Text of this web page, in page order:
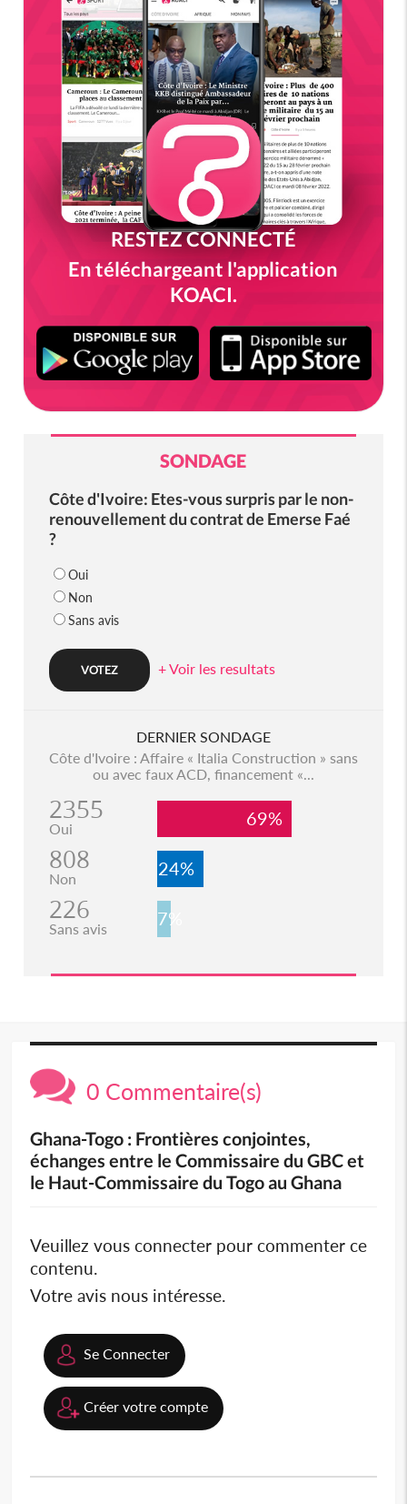
RESTEZ CONNECTÉ
En téléchargeant l'application
KOACI.
SONDAGE
Côte d'Ivoire: Etes-vous surpris par le non-
renouvellement du contrat de Emerse Faé
?
Oui
Non
Sans avis
+ Voir les resultats
DERNIER SONDAGE
Côte d'Ivoire : Affaire « Italia Construction » sans
ou avec faux ACD, financement «...
2355
Oui 69%
808
Non 24%
226
Sans avis 7%
0 Commentaire(s)
Ghana-Togo : Frontières conjointes,
échanges entre le Commissaire du GBC et
le Haut-Commissaire du Togo au Ghana
Veuillez vous connecter pour commenter ce
contenu.
Votre avis nous intéresse.
Se Connecter
Créer votre compte